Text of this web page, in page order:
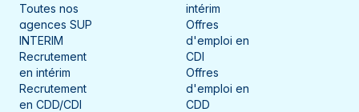
Toutes nos
agences SUP
INTERIM
Recrutement
en intérim
Recrutement
en CDD/CDI
intérim
Offres
d'emploi en
CDI
Offres
d'emploi en
CDD